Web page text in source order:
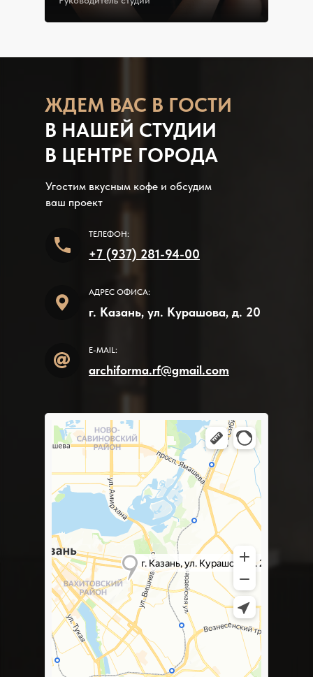
АДРЕС ОФИСА:
г. Казань, ул. Курашова, д. 20
ТЕЛЕФОН:
+7 (937) 281-94-00
E-MAIL:
archiforma.rf@gmail.com
Угостим вкусным кофе и обсудим
ваш проект
ЖДЕМ В АС В ГОСТИ
В НАШЕЙ СТУДИИ
В ЦЕНТРЕ ГОРОДА